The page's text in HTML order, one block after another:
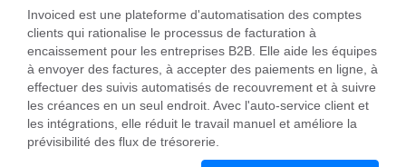
Invoiced est une plateforme d'automatisation des comptes
clients qui rationalise le processus de facturation à
encaissement pour les entreprises B2B. Elle aide les équipes
à envoyer des factures, à accepter des paiements en ligne, à
effectuer des suivis automatisés de recouvrement et à suivre
les créances en un seul endroit. Avec l'auto-service client et
les intégrations, elle réduit le travail manuel et améliore la
prévisibilité des flux de trésorerie.